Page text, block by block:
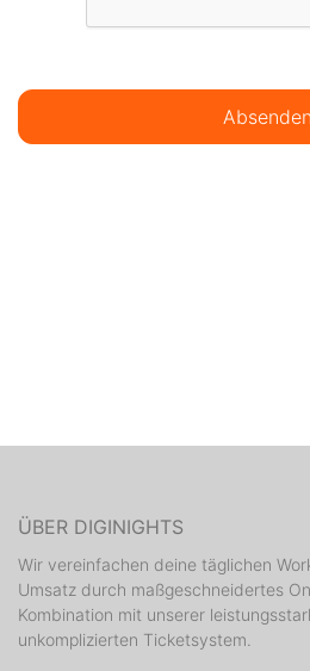
Absenden
ÜBER DIGINIGHTS
Wir vereinfachen deine täglichen
Umsatz durch maßgeschneidertes
Kombination mit unserer
unkomplizierten Ticketsystem.